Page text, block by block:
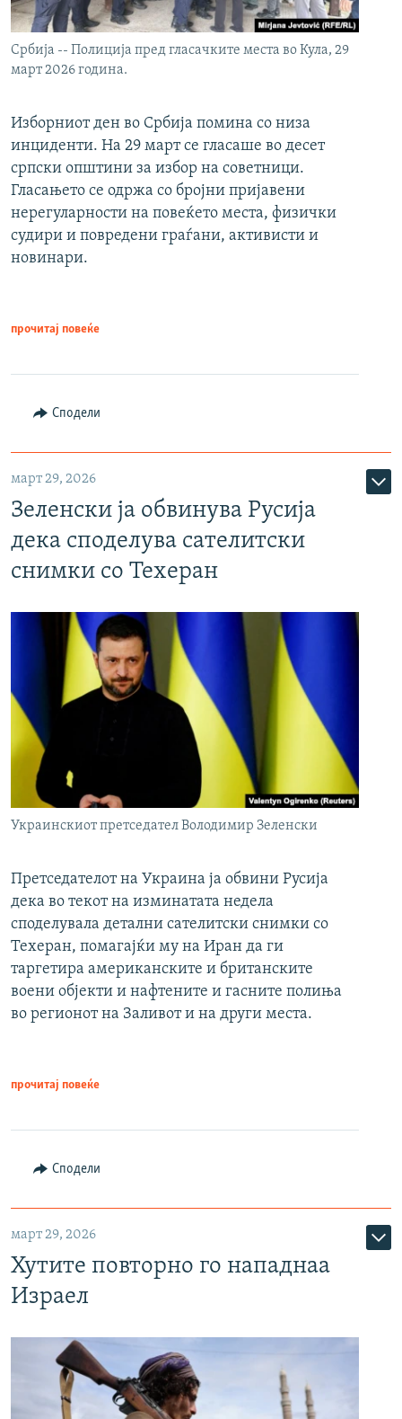
Србија -- Полиција пред гласачките места во Кула, 29
март 2026 година.
Изборниот ден во Србија помина со низа
инциденти. На 29 март се гласаше во десет
српски општини за избор на советници.
Гласањето се одржа со бројни пријавени
нерегуларности на повеќето места, физички
судири и повредени граѓани, активисти и
новинари.
прочитај повеќе
Сподели
март 29, 2026
Зеленски ја обвинува Русија
дека споделува сателитски
снимки со Техеран
Украинскиот претседател Володимир Зеленски
Претседателот на Украина ја обвини Русија
дека во текот на изминатата недела
споделувала детални сателитски снимки со
Техеран, помагајќи му на Иран да ги
таргетира американските и британските
воени објекти и нафтените и гасните полиња
во регионот на Заливот и на други места.
прочитај повеќе
Сподели
март 29, 2026
Хутите повторно го нападнаа
Израел